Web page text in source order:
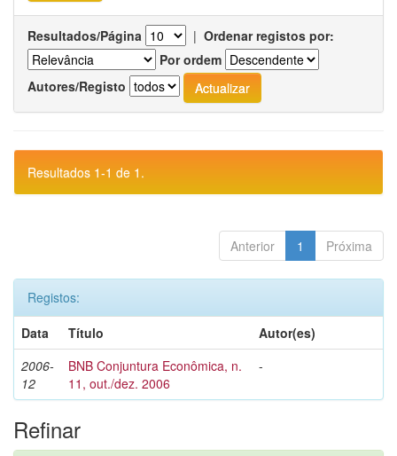
Resultados/Página | Ordenar registos por:
Por ordem
Autores/Registo
Resultados 1-1 de 1.
Anterior 1 Próxima
Registos:
Data
Título
Autor(es)
2006-
12
BNB Conjuntura Econômica, n.
11, out./dez. 2006
-
Refinar